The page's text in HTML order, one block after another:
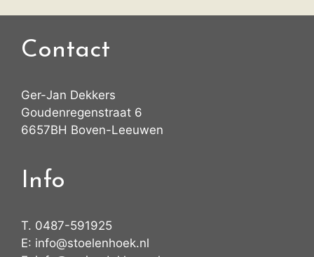
Contact
Ger-Jan Dekkers
Goudenregenstraat 6
6657BH Boven-Leeuwen
Info
T. 0487-591925
E: info@stoelenhoek.nl